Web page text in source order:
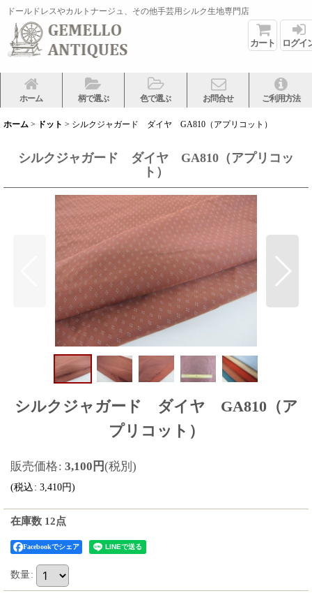
ドールドレスやカルトナージュ、その他手芸用シルク生地専門店
カート ログイ
ホーム 柄で選ぶ 色で選ぶ お問合せ ご利用方法
ホーム > ドット > シルクジャガード ダイヤ GA810（アプリコット）
シルクジャガード ダイヤ GA810（アプリコッ
ト）
シルクジャガード ダイヤ GA810（ア
プリコット）
販売価格: 3,100 円(税別)
(税込: 3,410円)
在庫数 12点
Facebookでシェア
数量: